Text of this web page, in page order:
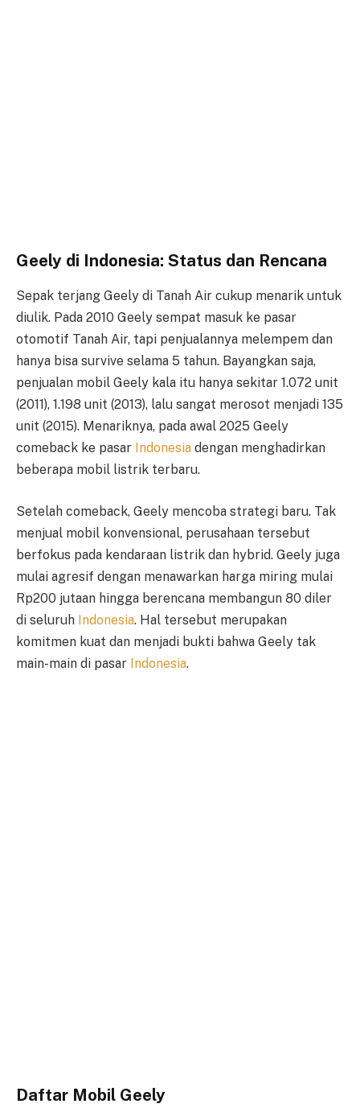
Geely di Indonesia: Status dan Rencana
Sepak terjang Geely di Tanah Air cukup menarik untuk
diulik. Pada 2010 Geely sempat masuk ke pasar
otomotif Tanah Air, tapi penjualannya melempem dan
hanya bisa survive selama 5 tahun. Bayangkan saja,
penjualan mobil Geely kala itu hanya sekitar 1.072 unit
(2011), 1.198 unit (2013), lalu sangat merosot menjadi 135
unit (2015). Menariknya, pada awal 2025 Geely
comeback ke pasar Indonesia dengan menghadirkan
beberapa mobil listrik terbaru.
Setelah comeback, Geely mencoba strategi baru. Tak
menjual mobil konvensional, perusahaan tersebut
berfokus pada kendaraan listrik dan hybrid. Geely juga
mulai agresif dengan menawarkan harga miring mulai
Rp200 jutaan hingga berencana membangun 80 diler
di seluruh Indonesia. Hal tersebut merupakan
komitmen kuat dan menjadi bukti bahwa Geely tak
main-main di pasar Indonesia.
Daftar Mobil Geely